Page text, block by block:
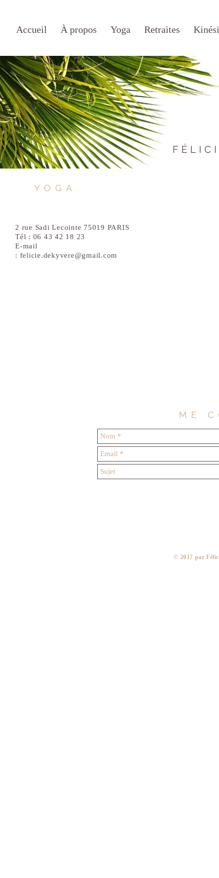
Accueil À propos Yoga Retraites
F É
YOGA
2 rue Sadi Lecointe 75019 PARIS
Tél : 06 43 42 18 23
E-mail
: felicie.dekyvere@gmail.com
ME
​© 2017 par